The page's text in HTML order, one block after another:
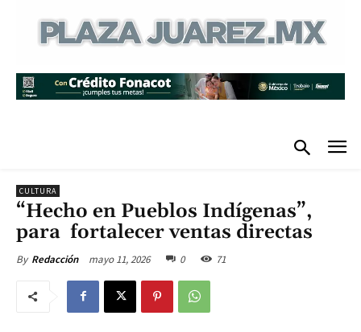
CULTURA
“Hecho en Pueblos Indígenas”,
para fortalecer ventas directas
By Redacción mayo 11, 2026 0 71